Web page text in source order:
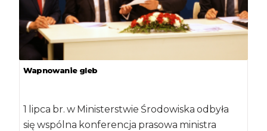
Wapnowanie gleb
1 lipca br. w Ministerstwie Środowiska odbyła
się wspólna konferencja prasowa ministra